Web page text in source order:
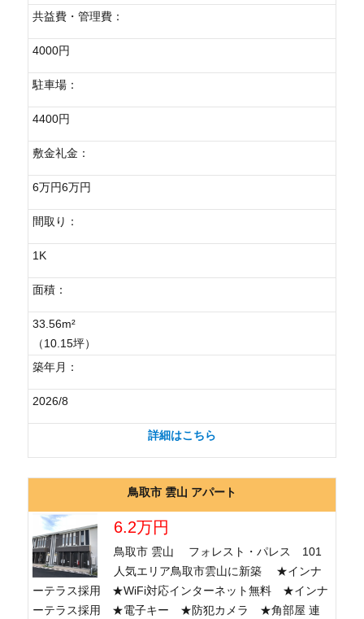
共益費・管理費：
4000円
駐車場：
4400円
敷金礼金：
6万円6万円
間取り：
1K
面積：
33.56m²
（10.15坪）
築年月：
2026/8
詳細はこちら
鳥取市 雲山 アパート
6.2万円
鳥取市 雲山 フォレスト・パレス 101
人気エリア鳥取市雲山に新築 ★インナ
ーテラス採用 ★WiFi対応インターネット無料 ★インナ
ーテラス採用 ★電子キー ★防犯カメラ ★角部屋 連